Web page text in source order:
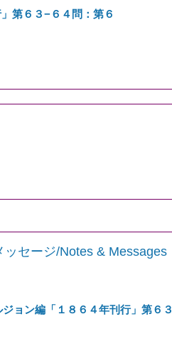
第６３−６４問：第６
ッセージ/Notes & Messages
ジョン編「１８６４年刊行」第６３